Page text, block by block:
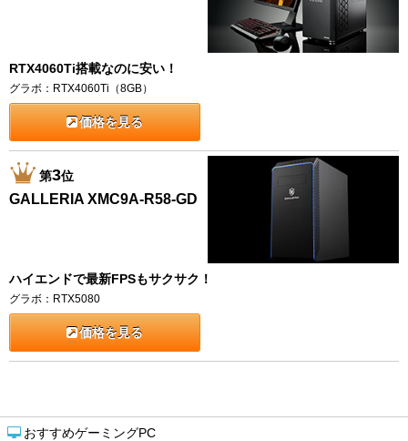
おすすめゲーミングPC
RTX4060Ti搭載なのに安い！
グラボ：RTX4060Ti（8GB）
価格を見る
第3位
GALLERIA XMC9A-R58-GD
ハイエンドで最新FPSもサクサク！
グラボ：RTX5080
価格を見る